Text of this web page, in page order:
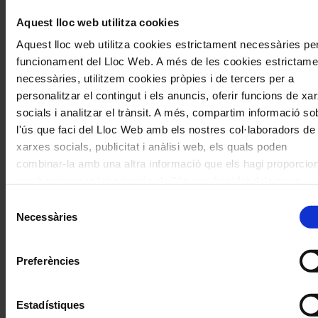
Aquest lloc web utilitza cookies
Aquest lloc web utilitza cookies estrictament necessàries
funcionament del Lloc Web. A més de les cookies
necessàries, utilitzem cookies pròpies i de tercers per a
personalitzar el contingut i els anuncis, oferir funcions de
socials i analitzar el trànsit. A més, compartim informació
l'ús que faci del Lloc Web amb els nostres col·laboradors de
xarxes socials, publicitat i anàlisi web, els quals poden
combinar-la amb una altra informació que els hagi
seleccionar el tipus de cookies que vol permetre i prémer
"Permetre la selecció". Si vol més informació visiti la nostra
, a través de la qual podrà
configurar les cookies en qualsevol moment.
Necessàries
Preferències
Estadístiques
marcats amb*
Comentari*
Correu electrònic
Navegar
les